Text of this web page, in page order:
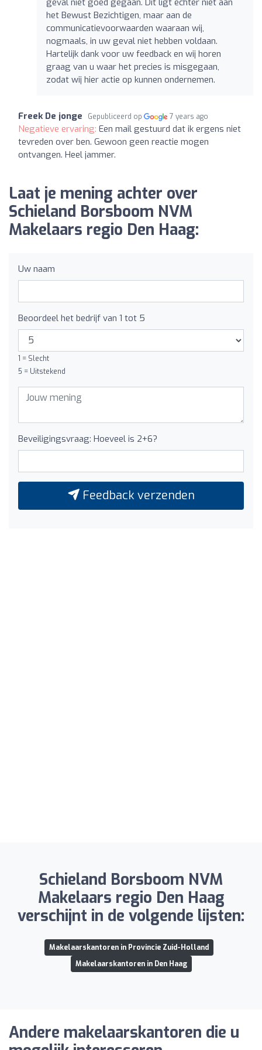
het Bewust Bezichtigen, maar aan de
communicatievoorwaarden waaraan wij,
nogmaals, in uw geval niet hebben voldaan.
Hartelijk dank voor uw feedback en wij horen
graag van u waar het precies is misgegaan,
zodat wij hier actie op kunnen ondernemen.
Freek De jonge Gepubliceerd op 7 years ago
Negatieve ervaring: Een mail gestuurd dat ik ergens niet
tevreden over ben. Gewoon geen reactie mogen
ontvangen. Heel jammer.
Laat je mening achter over
Schieland Borsboom NVM
Makelaars regio Den Haag:
Uw naam
Beoordeel het bedrijf van 1 tot 5
1 = Slecht
5 = Uitstekend
Beveiligingsvraag: Hoeveel is 2+6?
Feedback verzenden
Schieland Borsboom NVM
Makelaars regio Den Haag
verschijnt in de volgende lijsten:
Makelaarskantoren in Provincie Zuid-Holland
Makelaarskantoren in Den Haag
Andere makelaarskantoren die u